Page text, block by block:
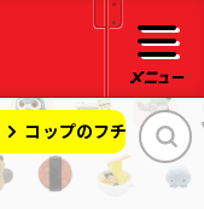
コップのフチ子5周年